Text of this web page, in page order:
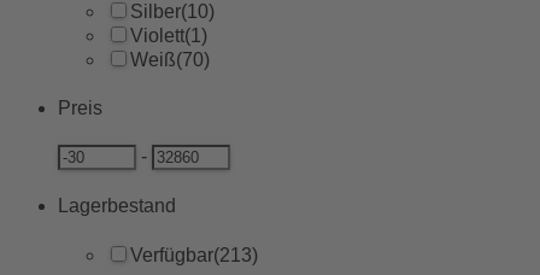
Silber(10)
Violett(1)
Weiß(70)
Preis
-
Lagerbestand
Verfügbar(213)